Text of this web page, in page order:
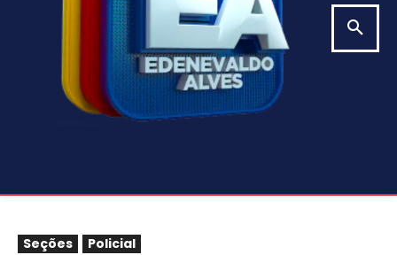
Seções Policial